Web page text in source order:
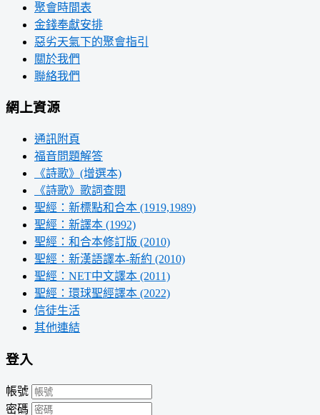
聚會時間表
金錢奉獻安排
惡劣天氣下的聚會指引
關於我們
聯絡我們
網上資源
通訊附頁
福音問題解答
《詩歌》(增選本)
《詩歌》歌詞查閱
聖經：新標點和合本 (1919,1989)
聖經：新譯本 (1992)
聖經：和合本修訂版 (2010)
聖經：新漢語譯本-新約 (2010)
聖經：NET中文譯本 (2011)
聖經：環球聖經譯本 (2022)
信徒生活
其他連結
登入
帳號
密碼